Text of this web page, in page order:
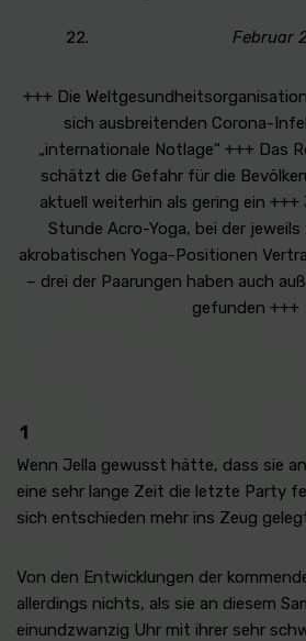
Februar
+++ Die
sich ausbreitenden Corona-
„internationale Notlage“ +++ Das
schätzt die Gefahr für die
aktuell weiterhin als gering ein
Stunde Acro-Yoga, bei der jeweils
akrobatischen Yoga-Positionen
– drei der Paarungen haben auch
gefunden +++
1
Wenn Jella gewusst hätte, dass sie
eine sehr lange Zeit die letzte Party
sich entschieden mehr ins Zeug
Von den Entwicklungen der
allerdings nichts, als sie an diesem
einundzwanzig Uhr mit ihrer sehr